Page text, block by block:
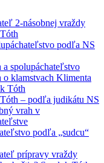
2-násobnej vraždy
podľa NS
a spolupáchateľstvo
o klamstvach Klimenta
Tóth
– podľa judikátu NS
vrah v
podľa „sudcu“
prípravy vraždy